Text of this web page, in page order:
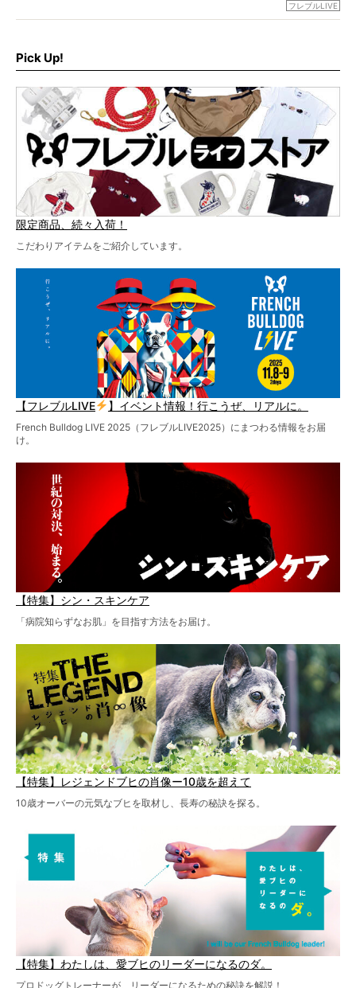
お得な前売りチケット、いよいよ販売スタートです！
ど、内容盛りだくさんでお送りしていますので、最後まで
お見逃しなく！
フレブルLIVE
Pick Up!
限定商品、続々入荷！
こだわりアイテムをご紹介しています。
【フレブルLIVE 】イベント情報！行こうぜ、リアルに。
French Bulldog LIVE 2025（フレブルLIVE2025）にまつわる情報をお届
け。
【特集】シン・スキンケア
「病院知らずなお肌」を目指す方法をお届け。
【特集】レジェンドブヒの肖像ー10歳を超えて
10歳オーバーの元気なブヒを取材し、長寿の秘訣を探る。
【特集】わたしは、愛ブヒのリーダーになるのダ。
プロドッグトレーナーが、リーダーになるための秘訣を解説！